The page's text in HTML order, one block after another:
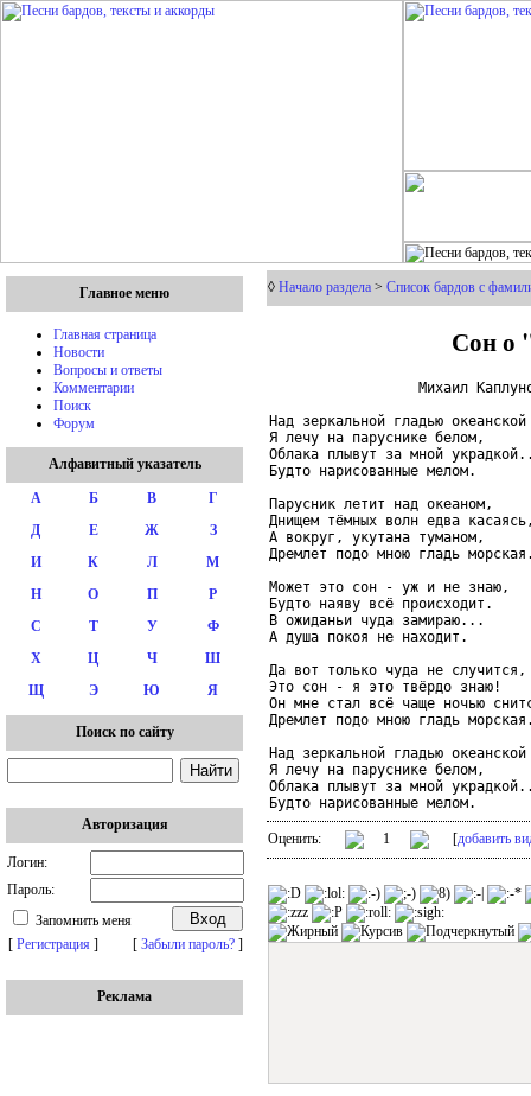
Главное меню
Главная страница
Новости
Вопросы и ответы
Комментарии
Поиск
Форум
Алфавитный указатель
А Б В
Г
Д
Е Ж
З
И
К Л
М
Н
О П
Р
С
Т У
Ф
Х
Ц Ч
Ш
Щ
Э Ю Я
Поиск по сайту
Авторизация
Логин:
Пароль:
Запомнить меня
[ Регистрация ] [ Забыли пароль? ]
Реклама
◊ Начало раздела > Список бардов с
Сон о
Михаил
Над зеркальной гладью океанской
Я лечу на паруснике белом,
Облака плывут за мной
Будто нарисованные мелом.
Парусник летит над океаном,
Днищем тёмных волн едва
А вокруг, укутана туманом,
Дремлет подо мною гладь
Может это сон - уж и не знаю,
Будто наяву всё происходит.
В ожиданьи чуда замираю...
А душа покоя не находит.
Да вот только чуда не случится,
Это сон - я это твёрдо знаю!
Он мне стал всё чаще ночью
Дремлет подо мною гладь
Над зеркальной гладью океанской
Я лечу на паруснике белом,
Облака плывут за мной
Будто нарисованные мелом.
Оценить: 1 [добавить